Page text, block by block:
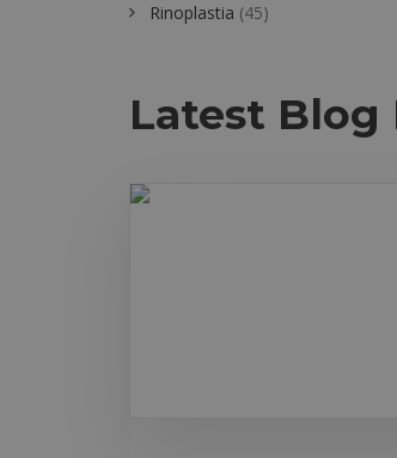
Rinoplastia (45)
Latest Blog